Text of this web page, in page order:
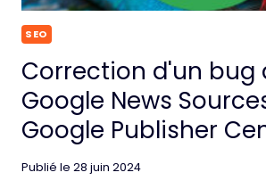
SEO
Correction d'un bug
Google News
Google Publisher
Publié le 28 juin 2024